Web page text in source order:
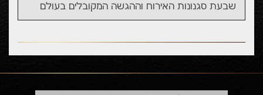
שבעת סגנונות האירוח וההגשה המקובלים בעולם